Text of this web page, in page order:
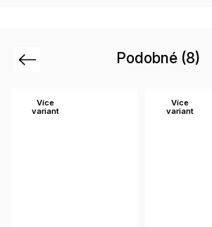
Podobné (8)
Previous
Více
variant
Více
variant